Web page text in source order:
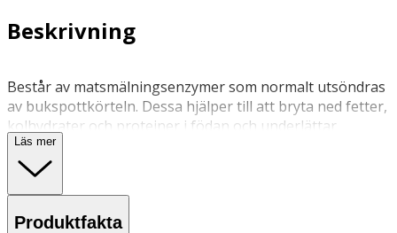
Beskrivning
Består av matsmälningsenzymer som normalt utsöndras
av bukspottkörteln. Dessa hjälper till att bryta ned fetter,
kolhydrater och proteiner i födan och underlättar
därmed matsmältningen. Tas i samband med måltid.
Läs mer
Produktfakta